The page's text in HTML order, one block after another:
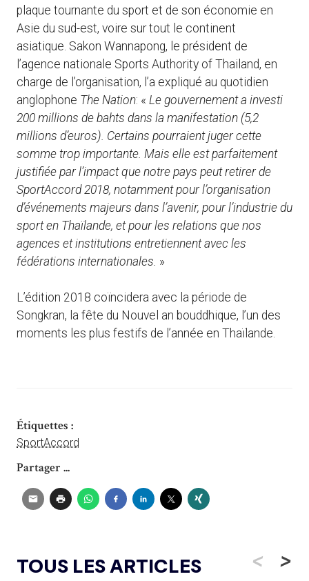
plaque tournante du sport et de son économie en
Asie du sud-est, voire sur tout le continent
asiatique. Sakon Wannapong, le président de
l’agence nationale Sports Authority of Thailand, en
charge de l’organisation, l’a expliqué au quotidien
anglophone The Nation: « Le gouvernement a investi
200 millions de bahts dans la manifestation (5,2
millions d’euros). Certains pourraient juger cette
somme trop importante. Mais elle est parfaitement
justifiée par l’impact que notre pays peut retirer de
SportAccord 2018, notamment pour l’organisation
d’événements majeurs dans l’avenir, pour l’industrie du
sport en Thaïlande, et pour les relations que nos
agences et institutions entretiennent avec les
fédérations internationales. »
L’édition 2018 coïncidera avec la période de
Songkran, la fête du Nouvel an bouddhique, l’un des
moments les plus festifs de l’année en Thaïlande.
Étiquettes :
SportAccord
Partager ...
TOUS LES ARTICLES < >